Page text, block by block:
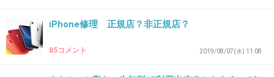
いるよね。
でも実際には、そういう人たちが離れることで、残った利
iPhone修理 正規店？非正規店？
85コメント 2019/08/07(水) 11:08